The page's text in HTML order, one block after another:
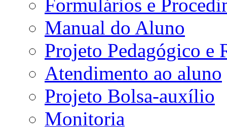
Formulários e
Manual do Aluno
Projeto Pedagógico e
Atendimento ao aluno
Projeto Bolsa-auxílio
Monitoria